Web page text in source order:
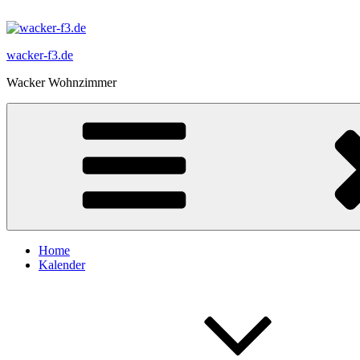
Inhalt
wacker-f3.de
Wacker Wohnzimmer
Home
Kalender